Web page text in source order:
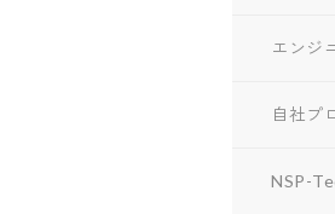
エンジ
自社プ
NSP-